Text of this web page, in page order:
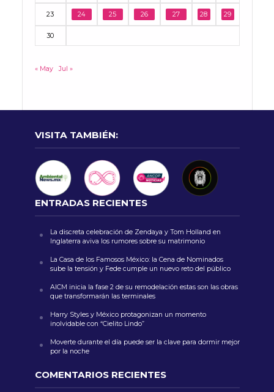
23 24 25 26 27 28 29
30
« May Jul »
VISITA TAMBIÉN:
ENTRADAS RECIENTES
La discreta celebración de Zendaya y Tom Holland en
Inglaterra aviva los rumores sobre su matrimonio
La Casa de los Famosos México: la Cena de Nominados
sube la tensión y Fede cumple un nuevo reto del público
AICM inicia la fase 2 de su remodelación estas son las obras
que transformarán las terminales
Harry Styles y México protagonizan un momento
inolvidable con “Cielito Lindo”
Moverte durante el día puede ser la clave para dormir mejor
por la noche
COMENTARIOS RECIENTES